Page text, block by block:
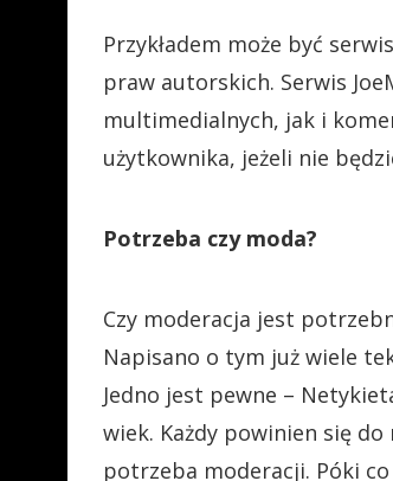
Przykładem może być
praw autorskich. Serwis
multimedialnych, jak i
użytkownika, jeżeli nie
Potrzeba czy moda?
Czy moderacja jest
Napisano o tym już wiele
Jedno jest pewne –
wiek. Każdy powinien się
potrzeba moderacji. Póki